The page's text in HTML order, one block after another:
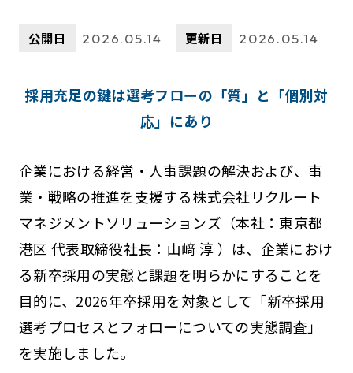
公開日 2026.05.14 更新日 2026.05.14
採用充足の鍵は選考フローの「質」と「個別対
応」にあり
企業における経営・人事課題の解決および、事
業・戦略の推進を支援する株式会社リクルート
マネジメントソリューションズ（本社：東京都
港区 代表取締役社長：山﨑 淳 ）は、企業におけ
る新卒採用の実態と課題を明らかにすることを
目的に、2026年卒採用を対象として「新卒採用
選考プロセスとフォローについての実態調査」
を実施しました。